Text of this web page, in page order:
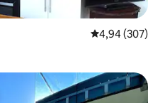
Calificación
4,94 (307)